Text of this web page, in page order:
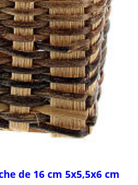
de 16 cm 5x5,5x6 cm